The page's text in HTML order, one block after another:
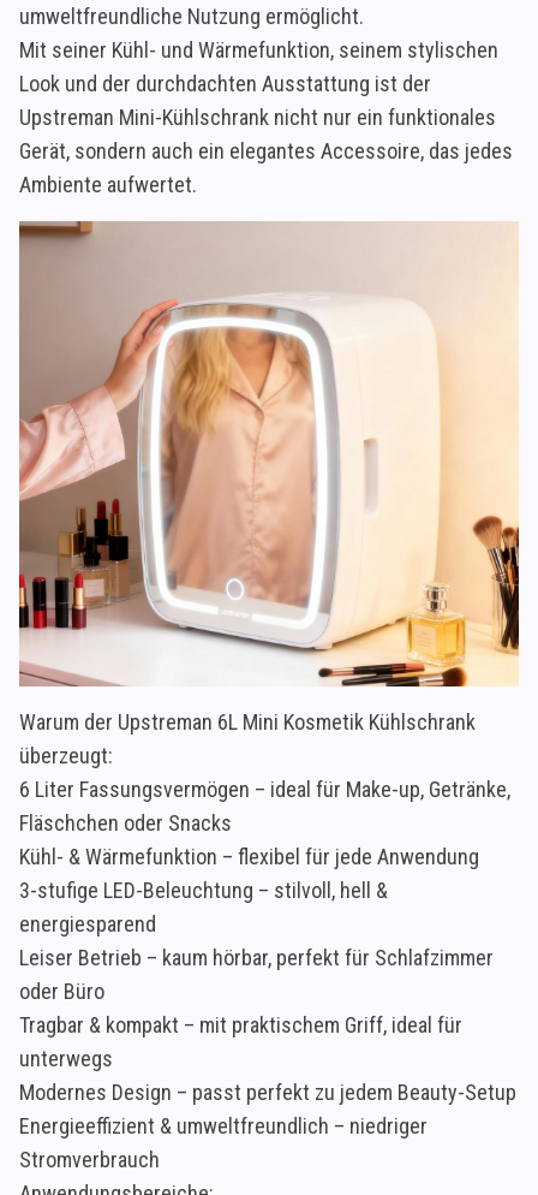
umweltfreundliche Nutzung ermöglicht.
Mit seiner Kühl- und Wärmefunktion, seinem stylischen
Look und der durchdachten Ausstattung ist der
Upstreman Mini-Kühlschrank nicht nur ein funktionales
Gerät, sondern auch ein elegantes Accessoire, das jedes
Ambiente aufwertet.
Warum der Upstreman 6L Mini Kosmetik Kühlschrank
überzeugt:
6 Liter Fassungsvermögen – ideal für Make-up, Getränke,
Fläschchen oder Snacks
Kühl- & Wärmefunktion – flexibel für jede Anwendung
3-stufige LED-Beleuchtung – stilvoll, hell &
energiesparend
Leiser Betrieb – kaum hörbar, perfekt für Schlafzimmer
oder Büro
Tragbar & kompakt – mit praktischem Griff, ideal für
unterwegs
Modernes Design – passt perfekt zu jedem Beauty-Setup
Energieeffizient & umweltfreundlich – niedriger
Stromverbrauch